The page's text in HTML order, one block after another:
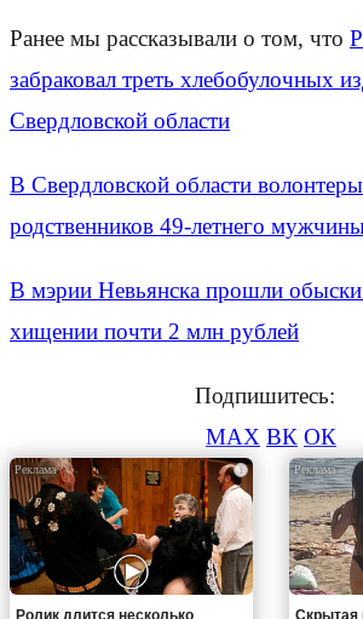
Ранее мы рассказывали о том, что
забраковал треть хлебобулочных
Свердловской области
В Свердловской области
родственников 49-летнего
В мэрии Невьянска прошли
хищении почти 2 млн рублей
Подпишитесь:
MAX ВК ОК
i
Ролик длится несколько Скрытая